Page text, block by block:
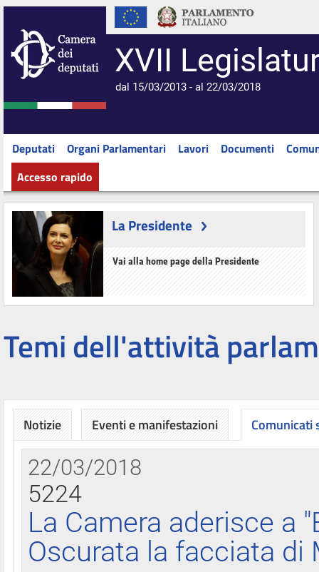
XVII
dal 15/03/2013 - al 22/03/2018
Deputati Organi Parlamentari Lavori Documenti
Accesso rapido
La Presidente
Vai alla home page della Presidente
Temi dell'attività
Notizie Eventi e manifestazioni Comunicati
22/03/2018
5224
La Camera aderisce a
Oscurata la facciata di